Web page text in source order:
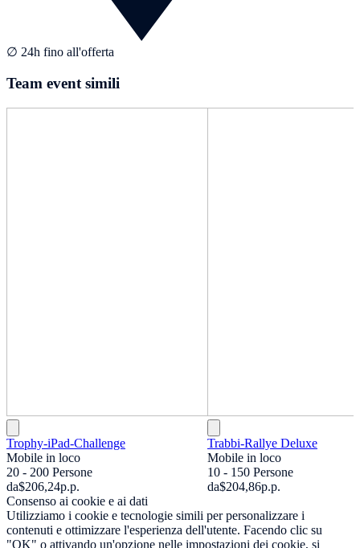
∅ 24h fino all'offerta
Team event simili
Trophy-iPad-Challenge
Mobile in loco
20 - 200 Persone
da$206,24p.p.
Trabbi-Rallye Deluxe
Mobile in loco
10 - 150 Persone
da$204,86p.p.
Consenso ai cookie e ai dati
Utilizziamo i cookie e tecnologie simili per personalizzare i
contenuti e ottimizzare l'esperienza dell'utente. Facendo clic su
"OK" o attivando un'opzione nelle impostazioni dei cookie, si